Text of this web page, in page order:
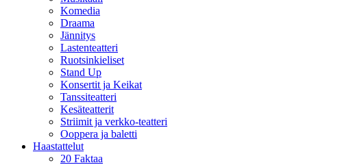
Komedia
Draama
Jännitys
Lastenteatteri
Ruotsinkieliset
Stand Up
Konsertit ja Keikat
Tanssiteatteri
Kesäteatterit
Striimit ja verkko-teatteri
Ooppera ja baletti
Haastattelut
20 Faktaa